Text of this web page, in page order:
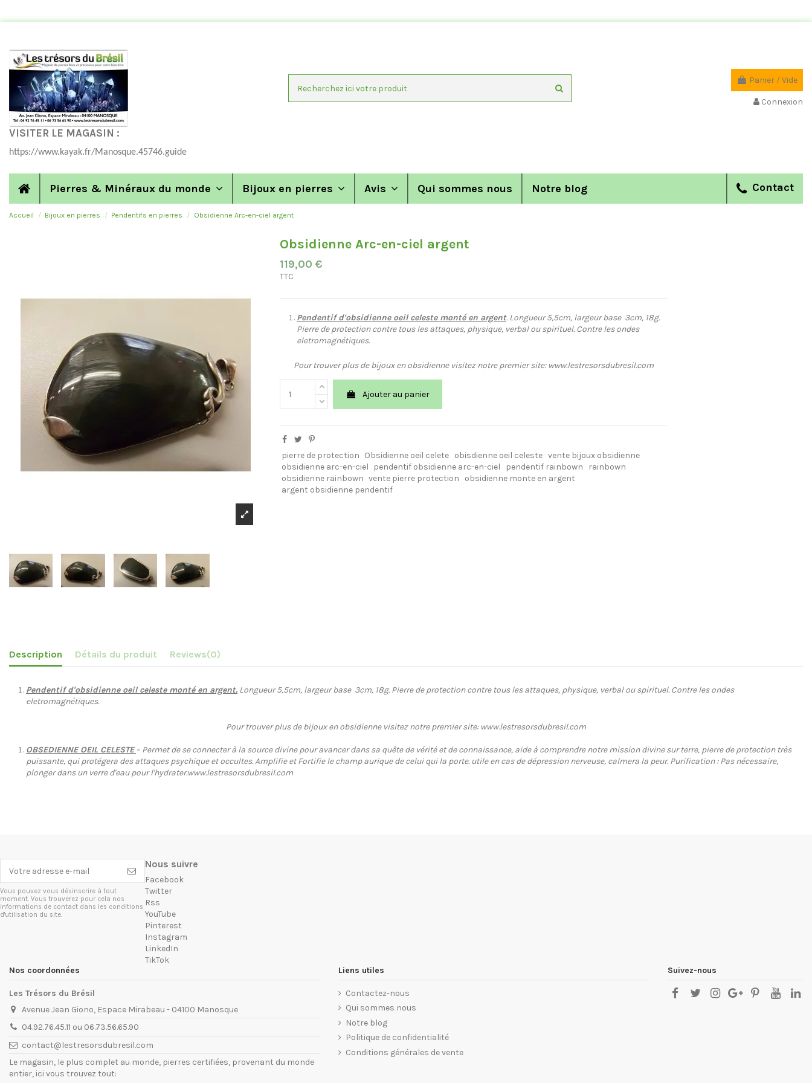
Panier / Vide
Connexion
VISITER LE MAGASIN :
https://www.kayak.fr/Manosque.45746.guide
Pierres & Minéraux du monde Bijoux en pierres Avis Contact
Qui sommes nous Notre blog
Accueil Bijoux en pierres Pendentifs en pierres Obsidienne Arc-en-ciel argent
Obsidienne Arc-en-ciel argent
119,00 €
TTC
Pendentif d'obsidienne oeil celeste monté en argent. Longueur 5,5cm, largeur base 3cm, 18g.
Pierre de protection contre tous les attaques, physique, verbal ou spirituel. Contre les ondes
eletromagnétiques.
Pour trouver plus de bijoux en obsidienne visitez notre premier site: www.lestresorsdubresil.com
Ajouter au panier
pierre de protection Obsidienne oeil celete obisdienne oeil celeste vente bijoux obsidienne
obsidienne arc-en-ciel
pendentif obsidienne arc-en-ciel pendentif rainbown
rainbown
obsidienne rainbown vente pierre protection
obsidienne monte en argent
argent obsidienne pendentif
Description Détails du produit Reviews(0)
Pendentif d'obsidienne oeil celeste monté en argent. Longueur 5,5cm, largeur base 3cm, 18g. Pierre de protection contre tous les attaques, physique, verbal ou spirituel. Contre les ondes
eletromagnétiques.
Pour trouver plus de bijoux en obsidienne visitez notre premier site: www.lestresorsdubresil.com
OBSEDIENNE OEIL CELESTE – Permet de se connecter à la source divine pour avancer dans sa quête de vérité et de connaissance, aide à comprendre notre mission divine sur terre, pierre de protection très
puissante, qui protégera des attaques psychique et occultes. Amplifie et Fortifie le champ aurique de celui qui la porte. utile en cas de dépression nerveuse, calmera la peur. Purification : Pas nécessaire,
plonger dans un verre d'eau pour l'hydrater.www.lestresorsdubresil.com
Vous pouvez vous désinscrire à tout
moment. Vous trouverez pour cela nos
informations de contact dans les conditions
d'utilisation du site.
Nous suivre
Facebook
Twitter
Rss
YouTube
Pinterest
Instagram
LinkedIn
TikTok
Nos coordonnées
Les Trésors du Brésil
Avenue Jean Giono, Espace Mirabeau - 04100 Manosque
04.92.76.45.11 ou 06.73.56.65.90
contact@lestresorsdubresil.com
Le magasin, le plus complet au monde, pierres certifiées, provenant du monde
entier, ici vous trouvez tout:
Liens utiles
Contactez-nous
Qui sommes nous
Notre blog
Politique de confidentialité
Conditions générales de vente
Suivez-nous